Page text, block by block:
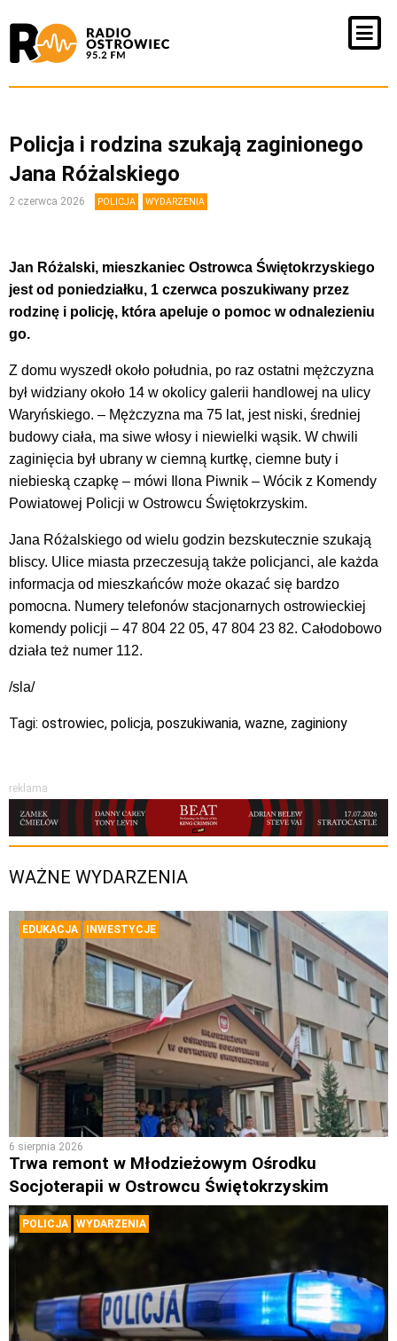
Policja i rodzina szukają zaginionego
Jana Różalskiego
2 czerwca 2026 POLICJA WYDARZENIA
Jan Różalski, mieszkaniec Ostrowca Świętokrzyskiego
jest od poniedziałku, 1 czerwca poszukiwany przez
rodzinę i policję, która apeluje o pomoc w odnalezieniu
go.
Z domu wyszedł około południa, po raz ostatni mężczyzna
był widziany około 14 w okolicy galerii handlowej na ulicy
Waryńskiego. – Mężczyzna ma 75 lat, jest niski, średniej
budowy ciała, ma siwe włosy i niewielki wąsik. W chwili
zaginięcia był ubrany w ciemną kurtkę, ciemne buty i
niebieską czapkę – mówi Ilona Piwnik – Wócik z Komendy
Powiatowej Policji w Ostrowcu Świętokrzyskim.
Jana Różalskiego od wielu godzin bezskutecznie szukają
bliscy. Ulice miasta przeczesują także policjanci, ale każda
informacja od mieszkańców może okazać się bardzo
pomocna. Numery telefonów stacjonarnych ostrowieckiej
komendy policji – 47 804 22 05, 47 804 23 82. Całodobowo
działa też numer 112.
/sla/
Tagi: ostrowiec, policja, poszukiwania, wazne, zaginiony
reklama
WAŻNE WYDARZENIA
EDUKACJA INWESTYCJE
6 sierpnia 2026
Trwa remont w Młodzieżowym Ośrodku
Socjoterapii w Ostrowcu Świętokrzyskim
POLICJA WYDARZENIA